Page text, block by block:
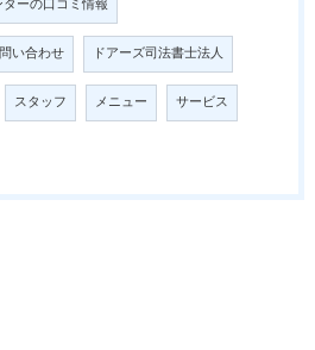
ーの口コミ情報
い合わせ ドアーズ司法書士法人
スタッフ メニュー サービス